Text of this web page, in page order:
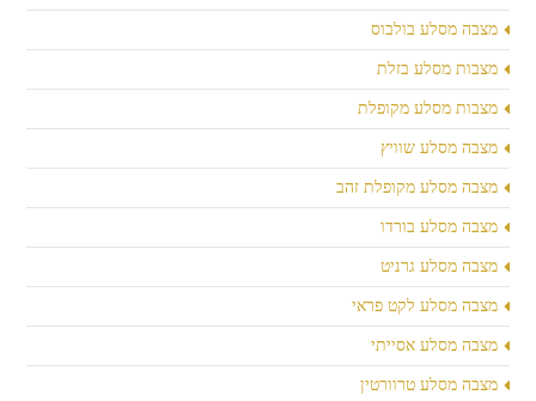
מצבה מסלע בולבוס
מצבות מסלע בזלת
מצבות מסלע מקופלת
מצבה מסלע שוויץ
מצבה מסלע מקופלת זהב
מצבה מסלע בורדו
מצבה מסלע גרניט
מצבה מסלע לקט פראי
מצבה מסלע אסייתי
מצבה מסלע טרוורטין